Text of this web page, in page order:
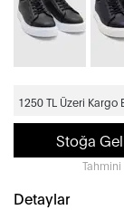
1250 TL Üzeri Kargo
Stoğa
Tahmini
Detaylar